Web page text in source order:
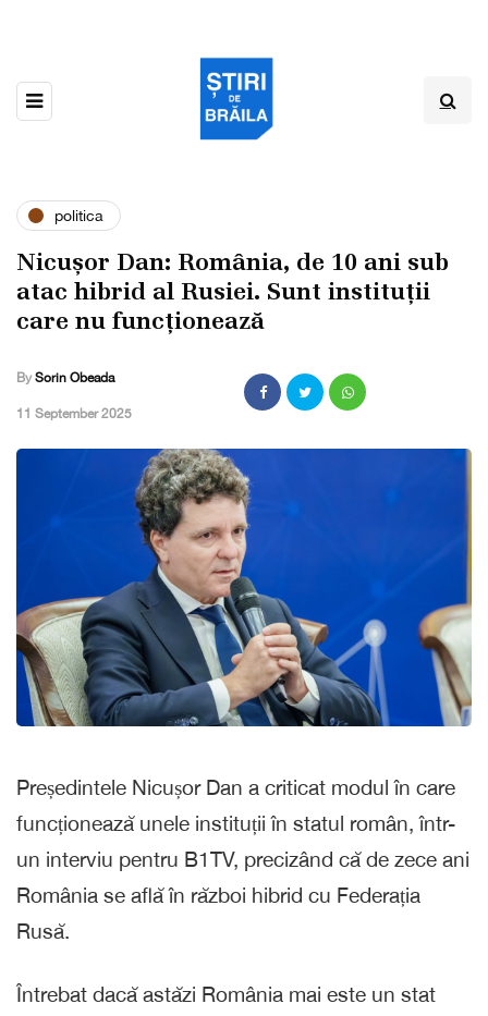
politica
Nicușor Dan: România, de 10 ani sub
atac hibrid al Rusiei. Sunt instituții
care nu funcționează
By Sorin Obeada
,11 September 2025
Președintele Nicușor Dan a criticat modul în care
funcționează unele instituții în statul român, într-
un interviu pentru B1TV, precizând că de zece ani
România se află în război hibrid cu Federația
Rusă.
Întrebat dacă astăzi România mai este un stat